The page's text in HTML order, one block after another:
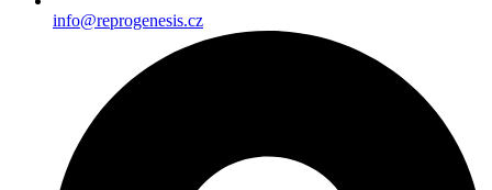
info@reprogenesis.cz